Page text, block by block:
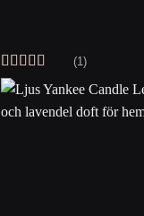
Betygsatt
4av 5
(1)